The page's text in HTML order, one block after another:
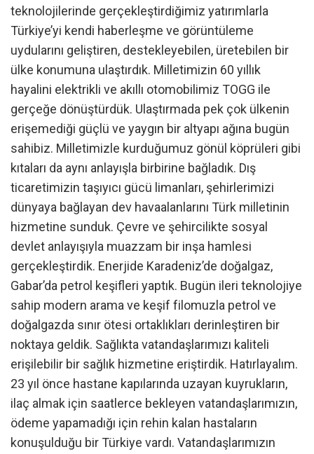
teknolojilerinde gerçekleştirdiğimiz yatırımlarla
Türkiye’yi kendi haberleşme ve görüntüleme
uydularını geliştiren, destekleyebilen, üretebilen bir
ülke konumuna ulaştırdık. Milletimizin 60 yıllık
hayalini elektrikli ve akıllı otomobilimiz TOGG ile
gerçeğe dönüştürdük. Ulaştırmada pek çok ülkenin
erişemediği güçlü ve yaygın bir altyapı ağına bugün
sahibiz. Milletimizle kurduğumuz gönül köprüleri gibi
kıtaları da aynı anlayışla birbirine bağladık. Dış
ticaretimizin taşıyıcı gücü limanları, şehirlerimizi
dünyaya bağlayan dev havaalanlarını Türk milletinin
hizmetine sunduk. Çevre ve şehircilikte sosyal
devlet anlayışıyla muazzam bir inşa hamlesi
gerçekleştirdik. Enerjide Karadeniz’de doğalgaz,
Gabar’da petrol keşifleri yaptık. Bugün ileri teknolojiye
sahip modern arama ve keşif filomuzla petrol ve
doğalgazda sınır ötesi ortaklıkları derinleştiren bir
noktaya geldik. Sağlıkta vatandaşlarımızı kaliteli
erişilebilir bir sağlık hizmetine eriştirdik. Hatırlayalım.
23 yıl önce hastane kapılarında uzayan kuyrukların,
ilaç almak için saatlerce bekleyen vatandaşlarımızın,
ödeme yapamadığı için rehin kalan hastaların
konuşulduğu bir Türkiye vardı. Vatandaşlarımızın